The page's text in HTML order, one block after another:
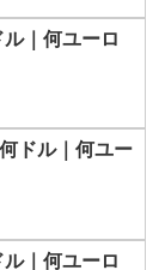
｜何ユーロ
ドル｜何ユー
｜何ユーロ